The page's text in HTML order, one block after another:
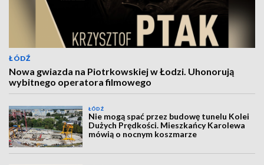
ŁÓDŹ
Nowa gwiazda na Piotrkowskiej w Łodzi. Uhonorują
wybitnego operatora filmowego
ŁÓDŹ
Nie mogą spać przez budowę tunelu Kolei
Dużych Prędkości. Mieszkańcy Karolewa
mówią o nocnym koszmarze